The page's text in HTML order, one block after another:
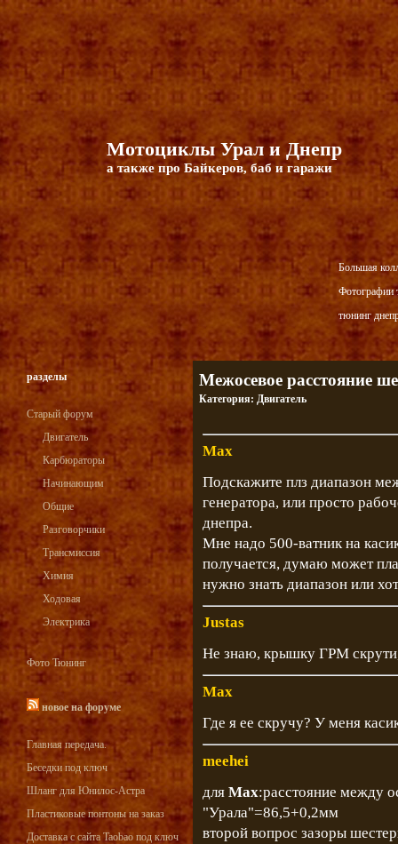
Мотоциклы Урал и Днепр
а также про Байкеров, баб и гаражи
Большая
Фотографии
тюнинг
разделы
Старый форум
Двигатель
Карбюраторы
Начинающим
Общие
Разговорчики
Трансмиссия
Химия
Ходовая
Электрика
Фото Тюнинг
новое на форуме
Главная передача.
Беседки под ключ
Шланг для Юнилос-Астра
Пластиковые понтоны на заказ
Доставка с сайта Taobao под ключ
Межосевое расстояние
Категория: Двигатель
Max
Подскажите плз диапазон
генератора, или просто
днепра.
Мне надо 500-ватник на
получается, думаю может
нужно знать диапазон или
Justas
Не знаю, крышку ГРМ
Max
Где я ее скручу? У меня
meehei
для Max:расстояние между
"Урала"=86,5+0,2мм
второй вопрос зазоры